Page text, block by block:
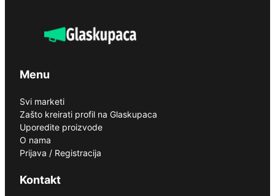
Menu
Svi marketi
Zašto kreirati profil na Glaskupaca
Uporedite proizvode
O nama
Prijava / Registracija
Kontakt